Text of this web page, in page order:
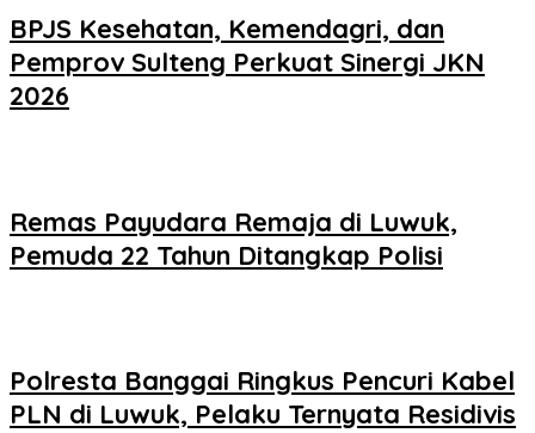
BPJS Kesehatan, Kemendagri, dan
Pemprov Sulteng Perkuat Sinergi JKN
2026
Remas Payudara Remaja di Luwuk,
Pemuda 22 Tahun Ditangkap Polisi
Polresta Banggai Ringkus Pencuri Kabel
PLN di Luwuk, Pelaku Ternyata Residivis